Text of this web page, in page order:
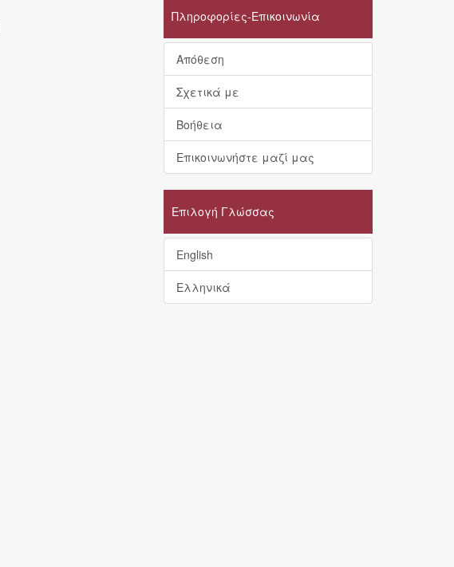
Πληροφορίες-Επικοινωνία
Απόθεση
Σχετικά με
Βοήθεια
Επικοινωνήστε μαζί μας
Επιλογή Γλώσσας
English
Ελληνικά